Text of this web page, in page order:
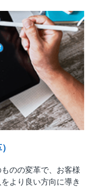
のの変革で、お客様
より良い方向に導き